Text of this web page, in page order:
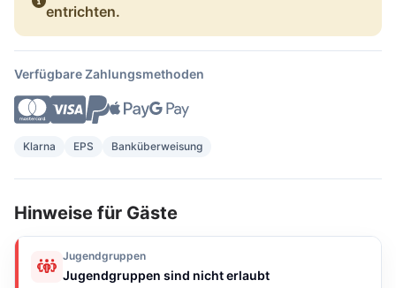
entrichten.
Verfügbare Zahlungsmethoden
Klarna EPS Banküberweisung
Hinweise für Gäste
Jugendgruppen
Jugendgruppen sind nicht erlaubt